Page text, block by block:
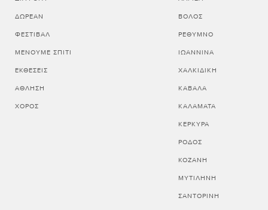
ΔΩΡΕΆΝ
ΦΕΣΤΙΒΆΛ
ΜΈΝΟΥΜΕ ΣΠΊΤΙ
ΕΚΘΈΣΕΙΣ
ΆΘΛΗΣΗ
ΧΟΡΌΣ
ΒΟΛΟΣ
ΡΕΘΥΜΝΟ
ΙΩΑΝΝΙΝΑ
ΧΑΛΚΙΔΙΚΗ
ΚΑΒΑΛΑ
ΚΑΛΑΜΑΤΑ
ΚΕΡΚΥΡΑ
ΡΟΔΟΣ
ΚΟΖΑΝΗ
ΜΥΤΙΛΗΝΗ
ΣΑΝΤΟΡΙΝΗ